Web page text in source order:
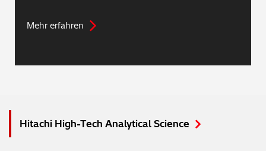
Mehr erfahren
Hitachi High-Tech Analytical Science